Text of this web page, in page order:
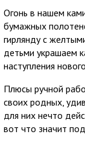
Огонь в нашем
бумажных
гирлянду с
детьми украшаем
наступления
Плюсы ручной
своих родных,
для них нечто
вот что значит